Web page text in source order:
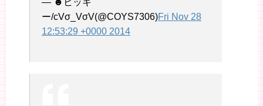
— ☻ヒッキ
ー/cVσ_VσV(@COYS7306)Fri Nov 28
12:53:29 +0000 2014